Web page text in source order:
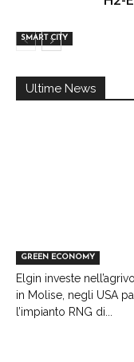
SMART CITY
Ultime News
GREEN ECONOMY
Elgin investe
in Molise, negli USA
l’impianto RNG di...